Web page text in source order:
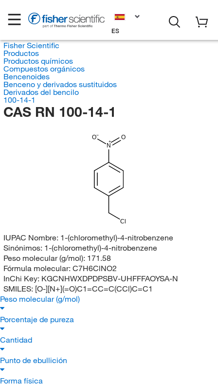
ES
Fisher Scientific
Productos
Productos químicos
Compuestos orgánicos
Bencenoides
Benceno y derivados sustituidos
Derivados del bencilo
100-14-1
CAS RN 100-14-1
O
N
O
Cl
IUPAC Nombre: 1-(chloromethyl)-4-nitrobenzene
Sinónimos: 1-(chloromethyl)-4-nitrobenzene
Peso molecular (g/mol): 171.58
Fórmula molecular: C7H6ClNO2
InChi Key: KGCNHWXDPDPSBV-UHFFFAOYSA-N
SMILES: [O-][N+](=O)C1=CC=C(CCl)C=C1
Peso molecular (g/mol)
Porcentaje de pureza
Cantidad
Punto de ebullición
Forma física